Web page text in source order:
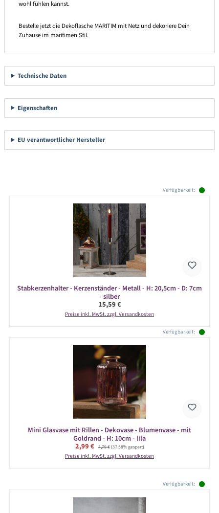
wohl fühlen kannst.
Bestelle jetzt die Dekoflasche MARITIM mit Netz und dekoriere Dein
Zuhause im maritimen Stil.
Technische Daten
Eigenschaften
EU verantwortlicher Hersteller
Verfügbarkeit:
Stabkerzenhalter - Kerzenständer - Metall - H: 20,5cm - D: 7cm
- silber
Regulärer Preis:
15,59 €
Preise inkl. MwSt. zzgl. Versandkosten
Verfügbarkeit:
Mini Glasvase mit Rillen - Dekovase - Blumenvase - mit
Goldrand - H: 10cm - lila
Verkaufspreis:
2,99 € Regulärer Preis:
4,79 €(37.58% gespart)
Preise inkl. MwSt. zzgl. Versandkosten
Verfügbarkeit: